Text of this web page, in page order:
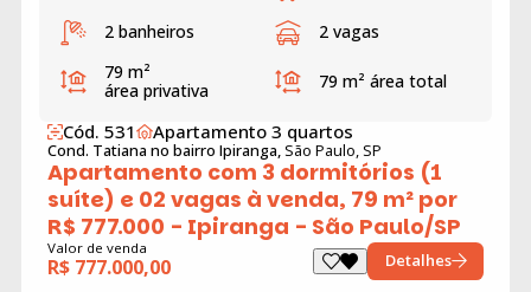
2 banheiros
2 vagas
79 m²
área privativa
79 m² área total
Cód. 531 Apartamento 3 quartos
Cond. Tatiana no bairro Ipiranga, São Paulo, SP
Apartamento com 3 dormitórios (1
suíte) e 02 vagas à venda, 79 m² por
R$ 777.000 - Ipiranga - São Paulo/SP
Valor de venda
R$ 777.000,00 Detalhes